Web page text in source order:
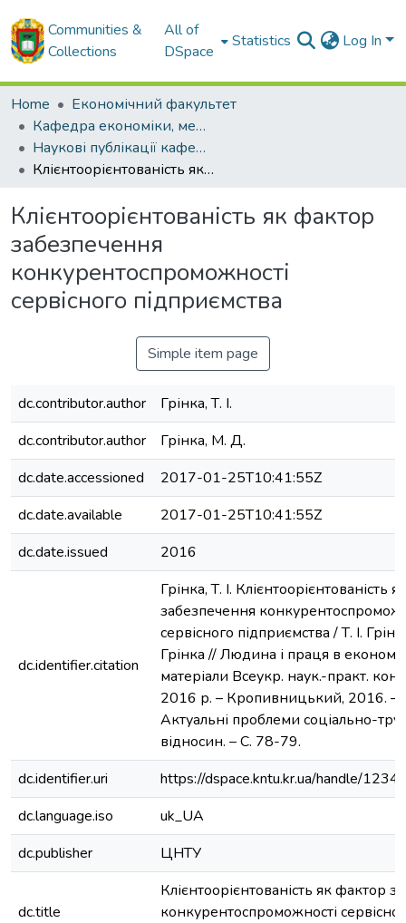
Communities &
Collections
All of
DSpace
Statistics Log In
Home
Економічний факультет
Кафедра економіки, менеджменту та комерційної діяльності
Наукові публікації кафедри ЕМ та КД
Клієнтоорієнтованість як фактор забезпечення конкурентоспроможності сервісного підприємства
Клієнтоорієнтованість як фактор
забезпечення
конкурентоспроможності
сервісного підприємства
Simple item page
dc.contributor.author
Грінка, Т. І.
dc.contributor.author
Грінка, М. Д.
dc.date.accessioned
2017-01-25T10:41:55Z
dc.date.available
2017-01-25T10:41:55Z
dc.date.issued
2016
dc.identifier.citation
Грінка, Т. І. Клієнтоорієнтованість
забезпечення
сервісного підприємства / Т. І.
Грінка // Людина і праця в
матеріали Всеукр. наук.-практ.
2016 р. – Кропивницький, 2016. –
Актуальні проблеми соціально-
відносин. – С. 78-79.
dc.identifier.uri
https://dspace.kntu.kr.ua/handle/
dc.language.iso
uk_UA
dc.publisher
ЦНТУ
dc.title
Клієнтоорієнтованість як фактор
конкурентоспроможності